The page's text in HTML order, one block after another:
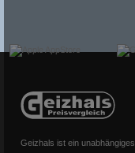
Geizhals ist ein unabhängiges